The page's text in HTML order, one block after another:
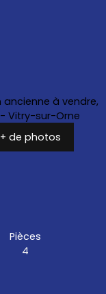
+ de photos
Pièces
4